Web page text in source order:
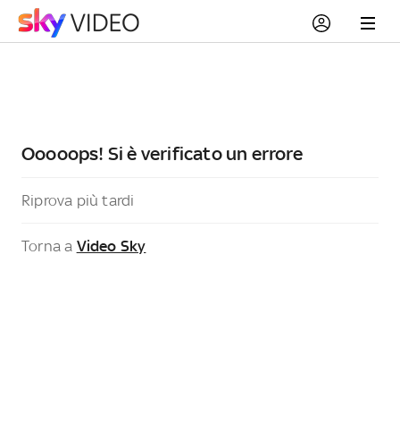
Ooooops! Si è verificato un errore
Riprova più tardi
Torna a Video Sky